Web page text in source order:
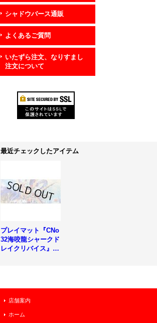
シャドウバース通販
よくあるご質問
いたずら注文、なりすまし
注文について
最近チェックしたアイテム
プレイマット『CNo
32海咬龍シャークド
レイクリバイス』
店舗案内
ホーム